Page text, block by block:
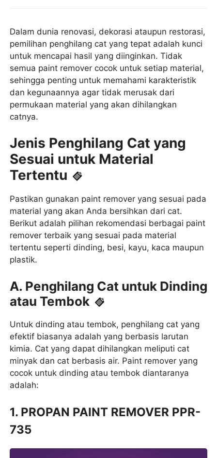
Dalam dunia renovasi, dekorasi ataupun restorasi,
pemilihan penghilang cat yang tepat adalah kunci
untuk mencapai hasil yang diinginkan. Tidak
semua paint remover cocok untuk setiap material,
sehingga penting untuk memahami karakteristik
dan kegunaannya agar tidak merusak dari
permukaan material yang akan dihilangkan
catnya.
Jenis Penghilang Cat yang
Sesuai untuk Material
Tertentu
Pastikan gunakan paint remover yang sesuai pada
material yang akan Anda bersihkan dari cat.
Berikut adalah pilihan rekomendasi berbagai paint
remover terbaik yang sesuai pada material
tertentu seperti dinding, besi, kayu, kaca maupun
plastik.
A. Penghilang Cat untuk Dinding
atau Tembok
Untuk dinding atau tembok, penghilang cat yang
efektif biasanya adalah yang berbasis larutan
kimia. Cat yang dapat dihilangkan meliputi cat
minyak dan cat berbasis air. Paint remover yang
cocok untuk dinding atau tembok diantaranya
adalah:
1. PROPAN PAINT REMOVER PPR-
735